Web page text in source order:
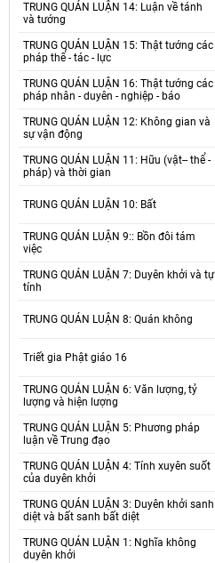
TRUNG QUÁN LUẬN 14: Luận về tánh
và tướng
TRUNG QUÁN LUẬN 15: Thật tướng các
pháp thể - tác - lực
TRUNG QUÁN LUẬN 16: Thật tướng các
pháp nhân - duyên - nghiệp - báo
TRUNG QUÁN LUẬN 12: Không gian và
sự vận động
TRUNG QUÁN LUẬN 11: Hữu (vật-- thể -
pháp) và thời gian
TRUNG QUÁN LUẬN 10: Bất
TRUNG QUÁN LUẬN 9:: Bồn đôi tám
việc
TRUNG QUÁN LUẬN 7: Duyên khởi và tự
tính
TRUNG QUÁN LUẬN 8: Quán không
Triết gia Phật giáo 16
TRUNG QUÁN LUẬN 6: Văn lượng, tỷ
lượng và hiện lượng
TRUNG QUÁN LUẬN 5: Phương pháp
luận về Trung đạo
TRUNG QUÁN LUẬN 4: Tính xuyên suốt
của duyên khởi
TRUNG QUÁN LUẬN 3: Duyên khởi sanh
diệt và bất sanh bất diệt
TRUNG QUÁN LUẬN 1: Nghĩa không
duyên khởi